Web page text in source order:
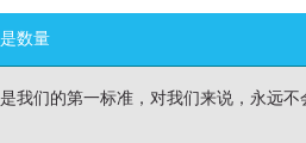
数量
我们的第一标准，对我们来说，永远不